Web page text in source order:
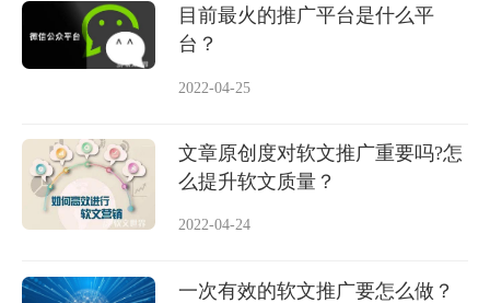
目前最火的推广平台是什么平
台？
2022-04-25
文章原创度对软文推广重要吗?怎
么提升软文质量？
2022-04-24
一次有效的软文推广要怎么做？